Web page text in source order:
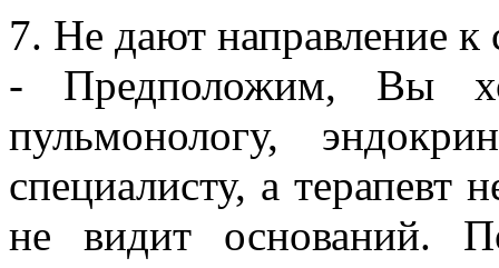
7. Не дают направление к
- Предположим, Вы
пульмонологу,
специалисту, а терапевт
не видит оснований.